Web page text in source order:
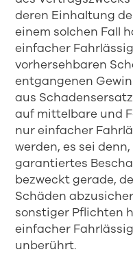
deren Einhaltung
einem solchen Fall
einfacher
vorhersehbaren
entgangenen
aus
auf mittelbare und
nur einfacher
werden, es sei
garantiertes
bezweckt gerade,
Schäden
sonstiger Pflichten
einfacher
unberührt.